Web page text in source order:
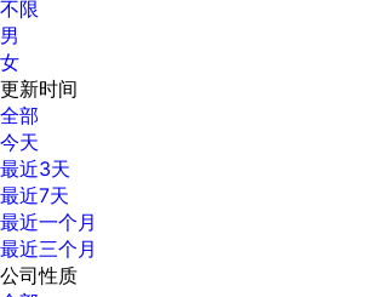
不限
男
女
更新时间
全部
今天
最近3天
最近7天
最近一个月
最近三个月
公司性质